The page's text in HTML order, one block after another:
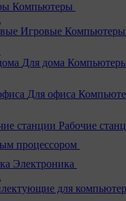
Компьютеры
Игровые Компьютеры
Для дома
Для офиса
Рабочие
процессором
Электроника